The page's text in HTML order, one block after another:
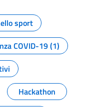
pagina
sport
COVID-19 (1)
Hackathon